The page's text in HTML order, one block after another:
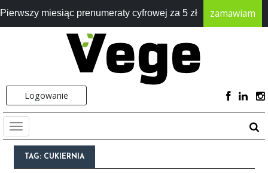
Pierwszy miesiąc prenumeraty cyfrowej za 5 zł zamawiam
Logowanie
TAG: CUKIERNIA